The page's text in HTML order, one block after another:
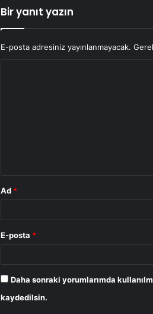
Bir yanıt yazın
E-posta adresiniz yayınlanmayacak.
Ad *
E-posta *
Daha sonraki yorumlarımda
kaydedilsin.